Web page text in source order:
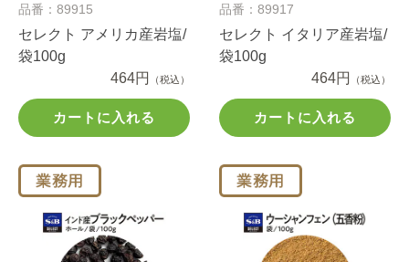
品番：89915
セレクト アメリカ産岩塩/
袋100g
464円
（税込）
カートに入れる
品番：89917
セレクト イタリア産岩塩/
袋100g
464円
（税込）
カートに入れる